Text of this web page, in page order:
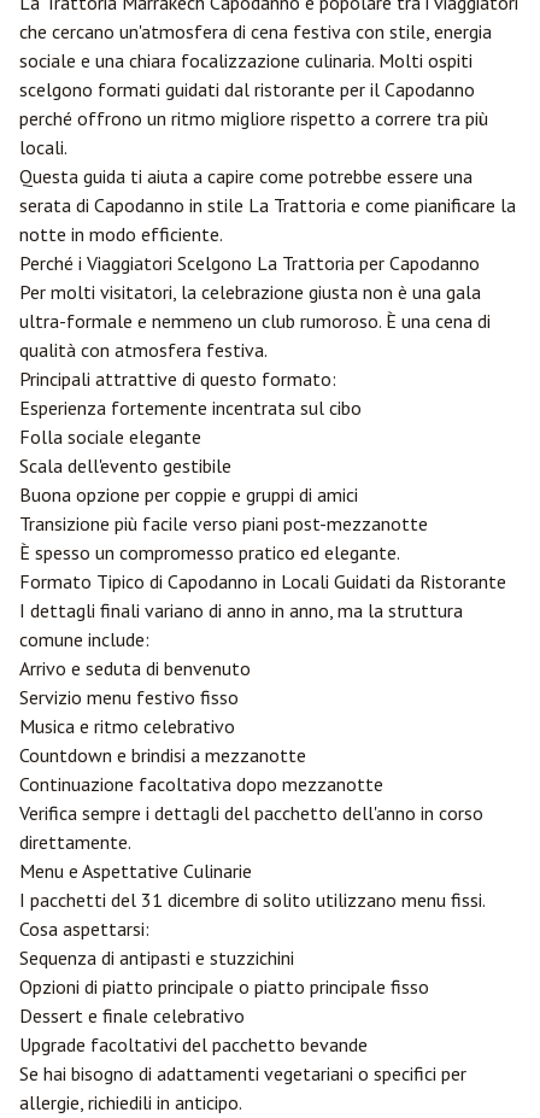
che cercano un'atmosfera di cena festiva con stile, energia
sociale e una chiara focalizzazione culinaria. Molti ospiti
scelgono formati guidati dal ristorante per il Capodanno
perché offrono un ritmo migliore rispetto a correre tra più
locali.
Questa guida ti aiuta a capire come potrebbe essere una
serata di Capodanno in stile La Trattoria e come pianificare la
notte in modo efficiente.
Perché i Viaggiatori Scelgono La Trattoria per Capodanno
Per molti visitatori, la celebrazione giusta non è una gala
ultra-formale e nemmeno un club rumoroso. È una cena di
qualità con atmosfera festiva.
Principali attrattive di questo formato:
Esperienza fortemente incentrata sul cibo
Folla sociale elegante
Scala dell'evento gestibile
Buona opzione per coppie e gruppi di amici
Transizione più facile verso piani post-mezzanotte
È spesso un compromesso pratico ed elegante.
Formato Tipico di Capodanno in Locali Guidati da Ristorante
I dettagli finali variano di anno in anno, ma la struttura
comune include:
Arrivo e seduta di benvenuto
Servizio menu festivo fisso
Musica e ritmo celebrativo
Countdown e brindisi a mezzanotte
Continuazione facoltativa dopo mezzanotte
Verifica sempre i dettagli del pacchetto dell'anno in corso
direttamente.
Menu e Aspettative Culinarie
I pacchetti del 31 dicembre di solito utilizzano menu fissi.
Cosa aspettarsi:
Sequenza di antipasti e stuzzichini
Opzioni di piatto principale o piatto principale fisso
Dessert e finale celebrativo
Upgrade facoltativi del pacchetto bevande
Se hai bisogno di adattamenti vegetariani o specifici per
allergie, richiedili in anticipo.